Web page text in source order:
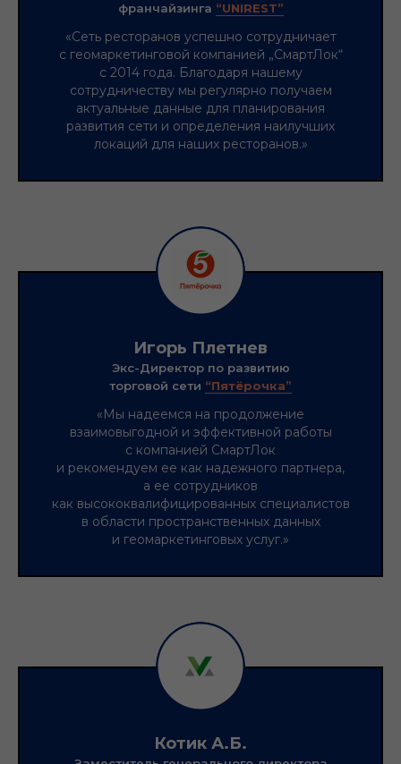
франчайзинга “UNIREST”
«Сеть ресторанов успешно сотрудничает
с геомаркетинговой компанией „СмартЛок“
с 2014 года. Благодаря нашему
сотрудничеству мы регулярно получаем
актуальные данные для планирования
развития сети и определения наилучших
локаций для наших ресторанов.»
Игорь Плетнев
Экс-Директор по развитию
торговой сети “Пятёрочка”
«Мы надеемся на продолжение
взаимовыгодной и эффективной работы
с компанией СмартЛок
и рекомендуем ее как надежного партнера,
а ее сотрудников
как высококвалифицированных специалистов
в области пространственных данных
и геомаркетинговых услуг.»
Котик А.Б.